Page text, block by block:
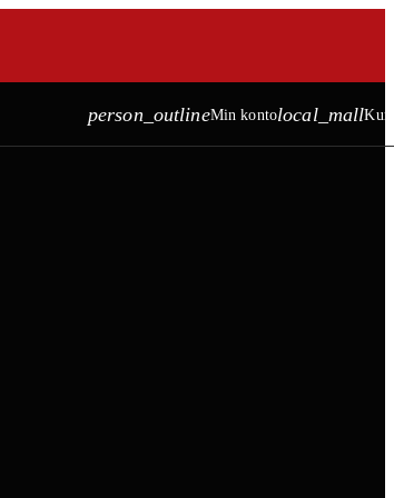
person_outlineMin kontolocal_mall